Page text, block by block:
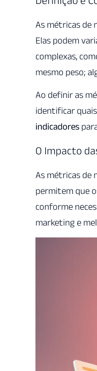
As métricas de
Elas podem
complexas,
mesmo peso;
Ao definir as
identificar
indicadores
O Impacto
As métricas de
permitem que
conforme
marketing e